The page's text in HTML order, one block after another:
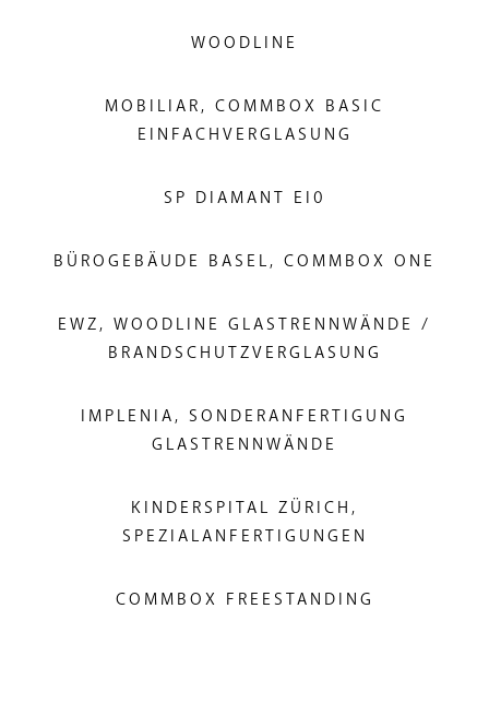
WOODLINE
MOBILIAR, COMMBOX BASIC
EINFACHVERGLASUNG
SP DIAMANT EI0
BÜROGEBÄUDE BASEL, COMMBOX ONE
EWZ, WOODLINE GLASTRENNWÄNDE /
BRANDSCHUTZVERGLASUNG
IMPLENIA, SONDERANFERTIGUNG
GLASTRENNWÄNDE
KINDERSPITAL ZÜRICH,
SPEZIALANFERTIGUNGEN
COMMBOX FREESTANDING